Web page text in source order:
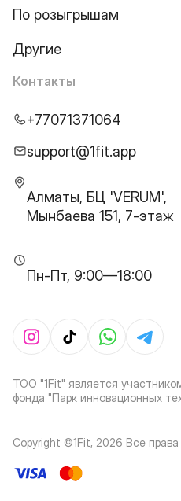
По розыгрышам
Другие
Контакты
+77071371064
support@1fit.app
Алматы, БЦ 'VERUM',
Мынбаева 151, 7-этаж
Пн-Пт, 9:00—18:00
ТОО "1Fit" является
фонда "Парк инновационных
Copyright ©1Fit, 2026 Все